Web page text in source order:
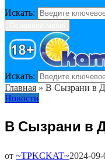
Искать:
Искать:
Главная » В Сызрани в
Новости
В Сызрани в
от ~TPKCKAT~2024-09-